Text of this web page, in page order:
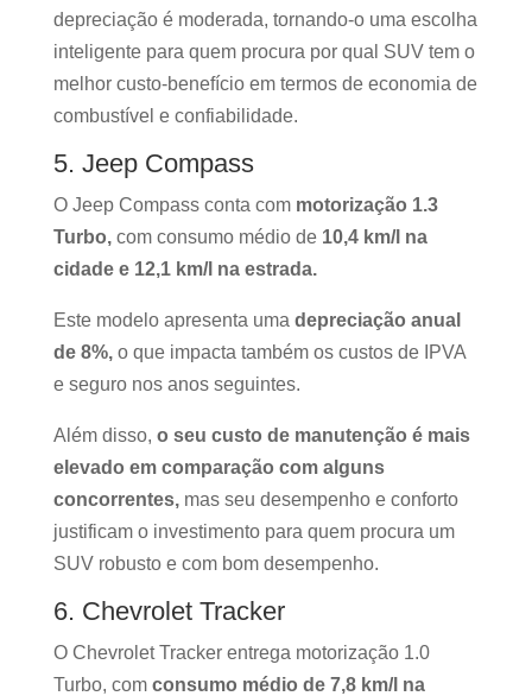
depreciação é moderada, tornando-o uma escolha
inteligente para quem procura por qual SUV tem o
melhor custo-benefício em termos de economia de
combustível e confiabilidade.
5. Jeep Compass
O Jeep Compass conta com motorização 1.3
Turbo,com consumo médio de 10,4 km/l na
cidade e 12,1 km/l na estrada.
Este modelo apresenta uma depreciação anual
de 8%,o que impacta também os custos de IPVA
e seguro nos anos seguintes.
Além disso, o seu custo de manutenção é mais
elevado em comparação com alguns
concorrentes,mas seu desempenho e conforto
justificam o investimento para quem procura um
SUV robusto e com bom desempenho.
6. Chevrolet Tracker
O Chevrolet Tracker entrega motorização 1.0
Turbo, com consumo médio de 7,8 km/l na